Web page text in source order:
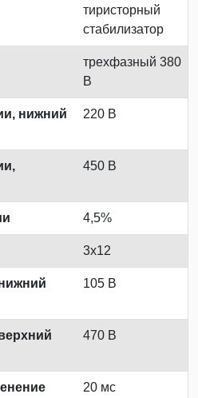
тиристорный
стабилизатор
трехфазный 380
В
нижний
220 В
450 В
4,5%
3x12
105 В
470 В
20 мс